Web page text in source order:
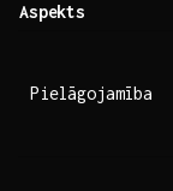
Aspekts
Pielāgojamība